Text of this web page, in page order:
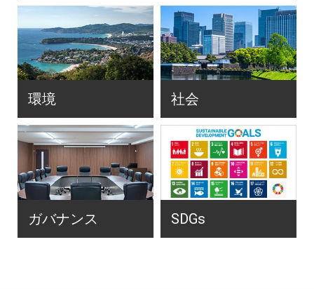
環境 社会
ガバナンス SDGs